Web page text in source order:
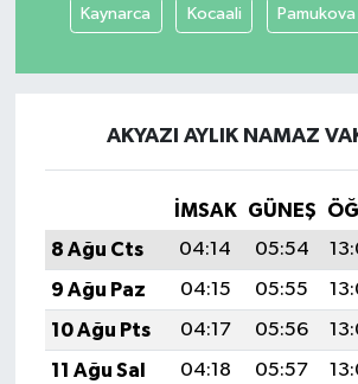
Kaynarca Kocaali Pamukova
AKYAZI AYLIK NAMAZ
İMSAK GÜNEŞ
8 Ağu Cts
04:14 05:54
9 Ağu Paz
04:15 05:55
10 Ağu Pts
04:17 05:56
11 Ağu Sal
04:18 05:57